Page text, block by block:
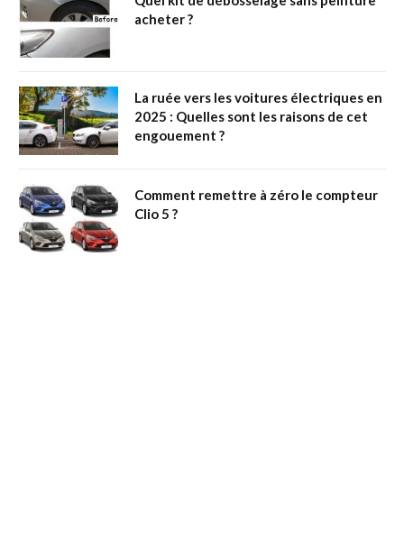
acheter ?
La ruée vers les voitures électriques en
2025 : Quelles sont les raisons de cet
engouement ?
Comment remettre à zéro le compteur
Clio 5 ?